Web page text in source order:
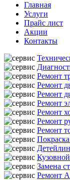
Главная
Услуги
Прайс лист
Акции
Контакты
Ремонт
Ремонт
Ремонт
Ремонт
Ремонт
Ремонт
Ремонт
Замена
Ремонт